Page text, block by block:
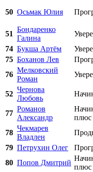
50 Осьмак Юлия
51
Бондаренко
Галина
74 Букша Артём
75 Боханов Лев
76
Мелковский
Роман
52
Чернова
Любовь
77
Романов
Александр
плюс
78
Чекмарев
Владлен
79 Петрухин Олег
80 Попов Дмитрий
плюс